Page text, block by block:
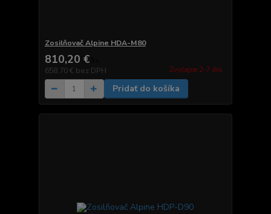
Zosilňovač Alpine HDA-M80
810,20 €
658,70 € bez DPH Zvyčajne 2-7 dni.
Pridať do košíka